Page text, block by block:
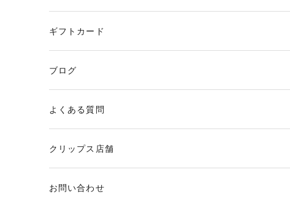
ギフトカード
ブログ
よくある質問
クリップス店舗
お問い合わせ